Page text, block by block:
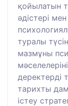
қойылатын
әдістері
туралы
мазмұны
деректерді
тарихты
істеу